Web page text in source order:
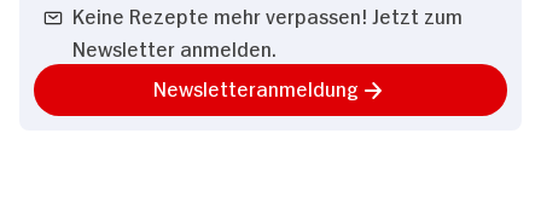
Keine Rezepte mehr verpassen! Jetzt zum
Newsletter anmelden.
Newsletteranmeldung